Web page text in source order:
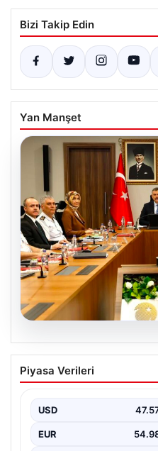
Bizi Takip Edin
Yan Manşet
Organize Suç ve
Toplantısı
kaçakçılık ve organize
almak…
Piyasa Verileri
USD
EUR